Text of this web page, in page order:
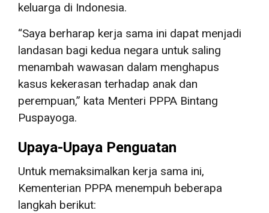
keluarga di Indonesia.
“Saya berharap kerja sama ini dapat menjadi
landasan bagi kedua negara untuk saling
menambah wawasan dalam menghapus
kasus kekerasan terhadap anak dan
perempuan,” kata Menteri PPPA Bintang
Puspayoga.
Upaya-Upaya Penguatan
Untuk memaksimalkan kerja sama ini,
Kementerian PPPA menempuh beberapa
langkah berikut: